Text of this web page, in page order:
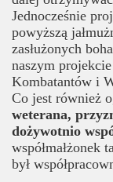
Jednocześnie
powyższą
zasłużonych
naszym
Kombatantów i
Co jest również
weterana,
dożywotnio
współmałżonek
był